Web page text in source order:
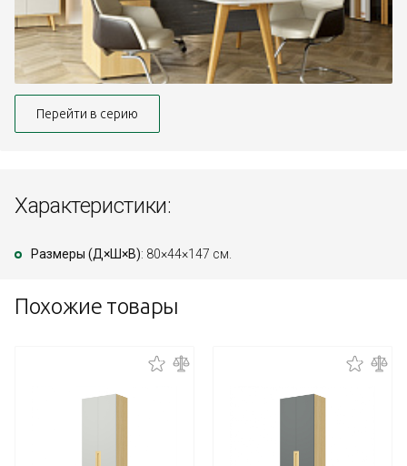
Перейти в серию
Характеристики:
Размеры (Д×Ш×В): 80×44×147 см.
Похожие товары